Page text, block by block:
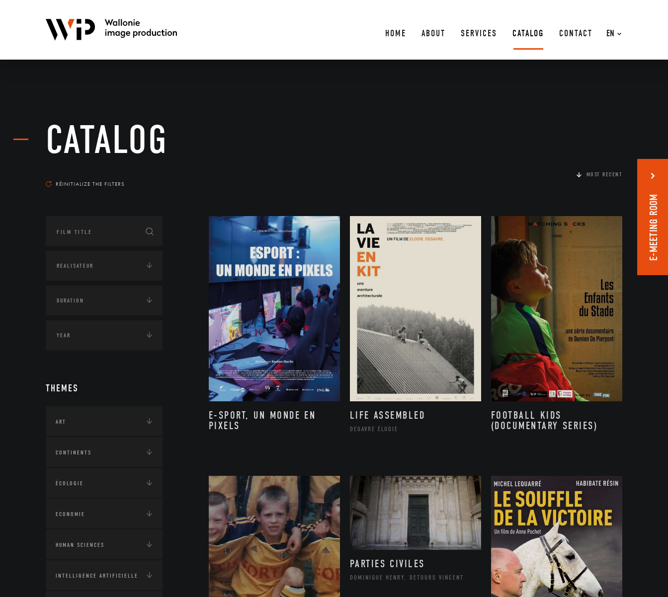
EN
HOME ABOUT SERVICES CATALOG CONTACT
CATALOG
RÉINITIALIZE THE FILTERS
THEMES
ART
CONTINENTS
ÉCOLOGIE
ECONOMIE
HUMAN SCIENCES
INTELLIGENCE ARTIFICIELLE
MOST RECENT
E-SPORT, UN MONDE EN
PIXELS
LIFE ASSEMBLED
DEGAVRE ÉLODIE
FOOTBALL KIDS
(DOCUMENTARY SERIES)
PARTIES CIVILES
DOMINIQUE HENRY, DETOURS VINCENT
E-MEETING ROOM